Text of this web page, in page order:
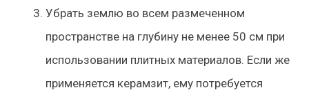
Убрать землю во всем размеченном
пространстве на глубину не менее 50 см при
использовании плитных материалов. Если же
применяется керамзит, ему потребуется